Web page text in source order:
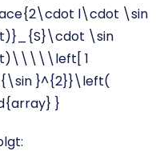
l\cdot \sin
\sin
1
}^{2}}\left(
}